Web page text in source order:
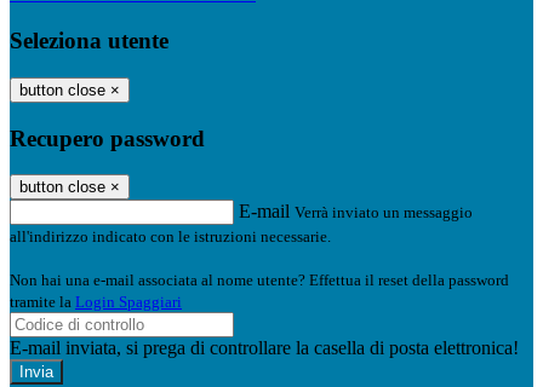
Seleziona utente
button close ×
Recupero password
button close ×
E-mail Verrà inviato un messaggio
all'indirizzo indicato con le istruzioni necessarie.
Non hai una e-mail associata al nome utente? Effettua il reset della password
tramite la Login Spaggiari
E-mail inviata, si prega di controllare la casella di posta elettronica!